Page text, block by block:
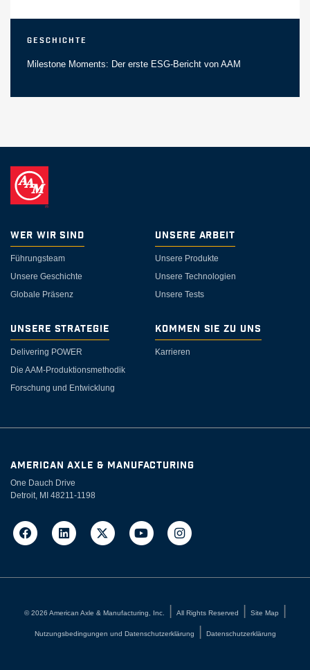
Geschichte
Milestone Moments: Der erste ESG-Bericht von AAM
Wer wir sind
Führungsteam
Unsere Geschichte
Globale Präsenz
Unsere Arbeit
Unsere Produkte
Unsere Technologien
Unsere Tests
Unsere Strategie
Delivering POWER
Die AAM-Produktionsmethodik
Forschung und Entwicklung
Kommen Sie zu uns
Karrieren
AMERICAN AXLE & MANUFACTURING
One Dauch Drive
Detroit, MI 48211-1198
©2026 American Axle & Manufacturing, Inc. All Rights Reserved Site Map
Nutzungsbedingungen und Datenschutzerklärung Datenschutzerklärung